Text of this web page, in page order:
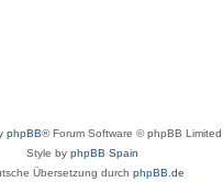
phpBB® Forum Software © phpBB Limited
Style by phpBB Spain
Übersetzung durch phpBB.de